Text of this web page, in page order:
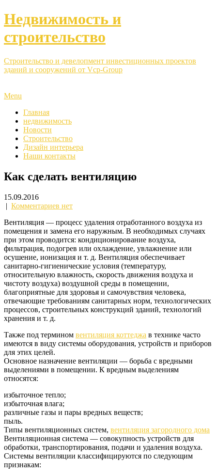
Недвижимость и
строительство
Строительство и девелопмент инвестиционных проектов
зданий и сооружений от Vcp-Group
Menu
Главная
недвижимость
Новости
Строительство
Дизайн интерьера
Наши контакты
Как сделать вентиляцию
15.09.2016
| Комментариев нет
Вентиляция — процесс удаления отработанного воздуха из
помещения и замена его наружным. В необходимых случаях
при этом проводится: кондиционирование воздуха,
фильтрация, подогрев или охлаждение, увлажнение или
осушение, ионизация и т. д. Вентиляция обеспечивает
санитарно-гигиенические условия (температуру,
относительную влажность, скорость движения воздуха и
чистоту воздуха) воздушной среды в помещении,
благоприятные для здоровья и самочувствия человека,
отвечающие требованиям санитарных норм, технологических
процессов, строительных конструкций зданий, технологий
хранения и т. д.
Также под термином вентиляция коттеджа в технике часто
имеются в виду системы оборудования, устройств и приборов
для этих целей.
Основное назначение вентиляции — борьба с вредными
выделениями в помещении. К вредным выделениям
относятся:
избыточное тепло;
избыточная влага;
различные газы и пары вредных веществ;
пыль.
Типы вентиляционных систем, вентиляция загородного дома
Вентиляционная система — совокупность устройств для
обработки, транспортирования, подачи и удаления воздуха.
Системы вентиляции классифицируются по следующим
признакам: